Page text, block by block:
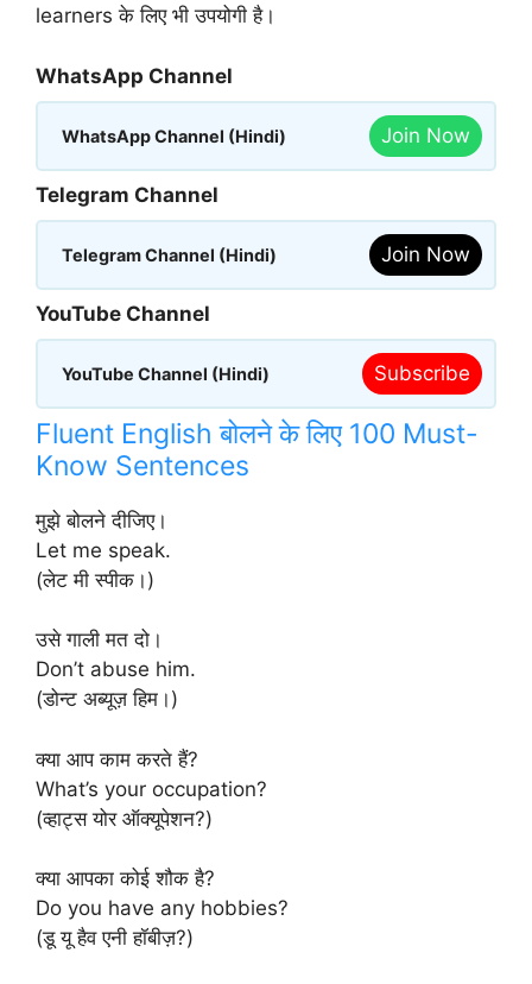
learners के लिए भी उपयोगी है।
WhatsApp Channel
WhatsApp Channel (Hindi) Join Now
Telegram Channel
Telegram Channel (Hindi) Join Now
YouTube Channel
YouTube Channel (Hindi) Subscribe
Fluent English बोलने के लिए 100 Must-
Know Sentences
मुझे बोलने दीजिए।
Let me speak.
(लेट मी स्पीक।)
उसे गाली मत दो।
Don’t abuse him.
(डोन्ट अब्यूज़ हिम।)
क्या आप काम करते हैं?
What’s your occupation?
(व्हाट्स योर ऑक्यूपेशन?)
क्या आपका कोई शौक है?
Do you have any hobbies?
(डू यू हैव एनी हॉबीज़?)